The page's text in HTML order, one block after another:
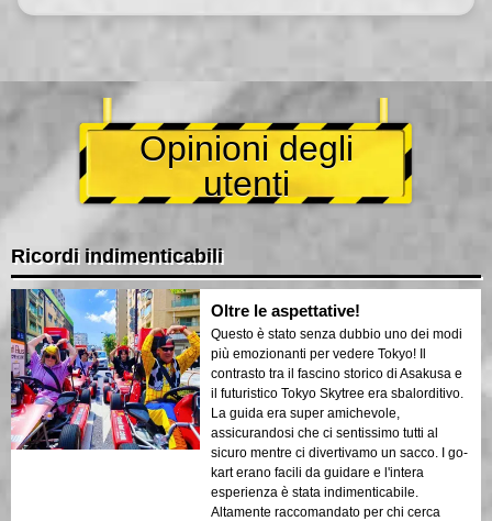
Opinioni degli
utenti
Ricordi indimenticabili
Oltre le aspettative!
Questo è stato senza dubbio uno dei modi
più emozionanti per vedere Tokyo! Il
contrasto tra il fascino storico di Asakusa e
il futuristico Tokyo Skytree era sbalorditivo.
La guida era super amichevole,
assicurandosi che ci sentissimo tutti al
sicuro mentre ci divertivamo un sacco. I go-
kart erano facili da guidare e l'intera
esperienza è stata indimenticabile.
Altamente raccomandato per chi cerca